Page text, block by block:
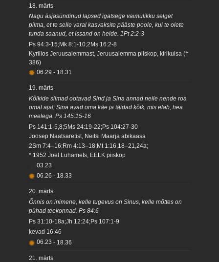
18. märts
Nagu äsjasündinud lapsed igatsege vaimulikku selget
piima, et te selle varal kasvaksite pääste poole, kui te olete
tunda saanud, et Issand on helde. 1Pt 2:2-3
Ps 94:3-15;Mk 8:1-10;2Ms 16:2-8
Kyrillos Jeruusalemmast, Jeruusalemma piiskop, kirikuisa (†
386)
06.29 - 18.31
19. märts
Kõikide silmad ootavad Sind ja Sina annad neile nende roa
omal ajal; Sina avad oma käe ja täidad kõik, mis elab, hea
meelega. Ps 145:15-16
Ps 141:1-5,8;5Ms 24:19-22;Ps 104:27-30
Joosep Naatsaretist, Neitsi Maarja abikaasa
2Sm 7:4–16;Rm 4:13–18;Mt 1:16,18–21,24a;
* 1952 Joel Luhamets, EELK piiskop
03.23
06.26 - 18.33
20. märts
Õnnis on inimene, kelle tugevus on Sinus, kelle mõttes on
pühad teekonnad. Ps 84:6
Ps 31:10-18a;Jh 12:24;Ps 107:1-9
kevad 16.46
06.23 - 18.36
21. märts